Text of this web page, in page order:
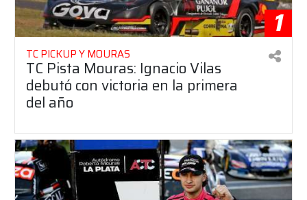
1
TC PICKUP Y MOURAS
TC Pista Mouras: Ignacio Vilas
debutó con victoria en la primera
del año